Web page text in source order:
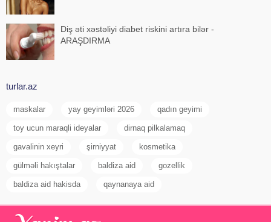
Diş əti xəstəliyi diabet riskini artıra bilər -
ARAŞDIRMA
turlar.az
maskalar yay geyimləri 2026 qadın geyimi
toy ucun maraqli ideyalar dirnaq pilkalamaq
gavalinin xeyri şirniyyat kosmetika
gülməli hakıştalar baldiza aid gozellik
baldiza aid hakisda qaynanaya aid